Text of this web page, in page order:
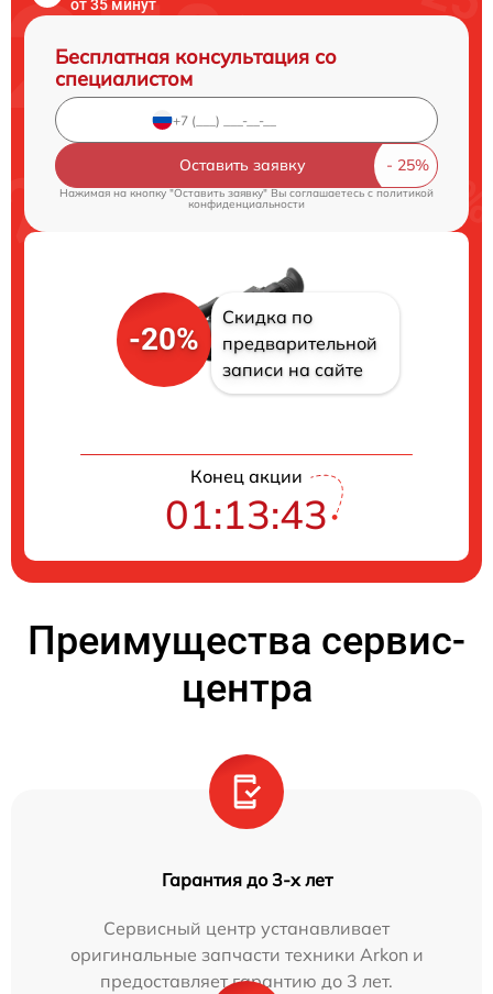
от 35 минут
Бесплатная консультация со
специалистом
Оставить заявку
Нажимая на кнопку "Оставить заявку" Вы соглашаетесь c политикой
конфиденциальности
-20%
Скидка по
предварительной
записи на сайте
Конец акции
01:13:42
Преимущества сервис-
центра
Гарантия до 3-х лет
Сервисный центр устанавливает
оригинальные запчасти техники Arkon и
предоставляет гарантию до 3 лет.